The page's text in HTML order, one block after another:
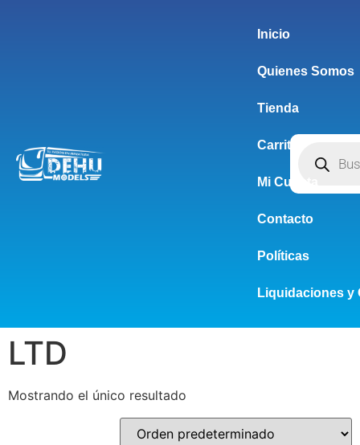
Inicio
Quienes Somos
Tienda
Carrito
Mi Cuenta
Contacto
Políticas
Liquidaciones y
LTD
Mostrando el único resultado